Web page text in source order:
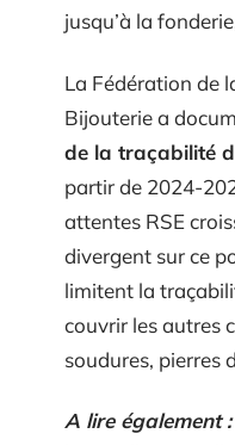
jusqu’à la
La Fédération de
Bijouterie a
de la traçabilité
partir de 2024-
attentes RSE
divergent sur ce
limitent la
couvrir les autres
soudures, pierres
A lire également :